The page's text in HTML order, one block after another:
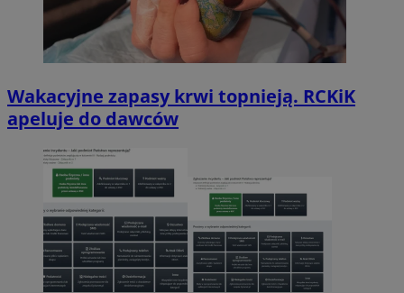
Wakacyjne zapasy krwi topnieją. RCKiK
apeluje do dawców